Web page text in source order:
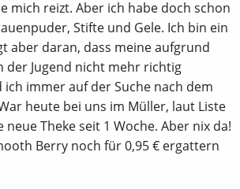
mich reizt. Aber ich habe doch schon
Stifte und Gele. Ich bin ein
aber daran, dass meine aufgrund
der Jugend nicht mehr richtig
ich immer auf der Suche nach dem
heute bei uns im Müller, laut Liste
Theke seit 1 Woche. Aber nix da!
Berry noch für 0,95 € ergattern